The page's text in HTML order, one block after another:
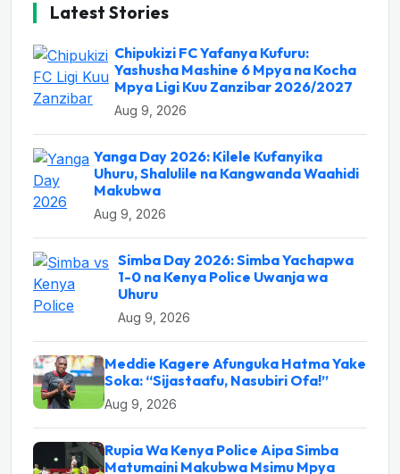
Latest Stories
Chipukizi FC Yafanya Kufuru:
Yashusha Mashine 6 Mpya na Kocha
Mpya Ligi Kuu Zanzibar 2026/2027
Aug 9, 2026
Yanga Day 2026: Kilele Kufanyika
Uhuru, Shalulile na Kangwanda Waahidi
Makubwa
Aug 9, 2026
Simba Day 2026: Simba Yachapwa
1-0 na Kenya Police Uwanja wa
Uhuru
Aug 9, 2026
Meddie Kagere Afunguka Hatma Yake
Soka: “Sijastaafu, Nasubiri Ofa!”
Aug 9, 2026
Rupia Wa Kenya Police Aipa Simba
Matumaini Makubwa Msimu Mpya